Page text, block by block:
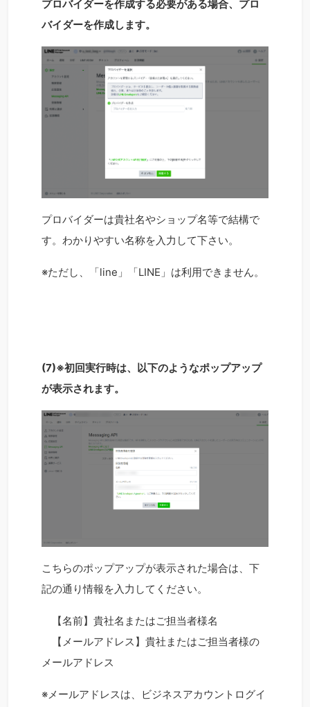
プロバイダーを作成する必要がある場合、プロ
バイダーを作成します。
プロバイダーは貴社名やショップ名等で結構で
す。わかりやすい名称を入力して下さい。
※ただし、「line」「LINE」は利用できません。
(7)※初回実行時は、以下のようなポップアップ
が表示されます。
こちらのポップアップが表示された場合は、下
記の通り情報を入力してください。
【名前】貴社名またはご担当者様名
【メールアドレス】貴社またはご担当者様の
メールアドレス
※メールアドレスは、ビジネスアカウントログイ